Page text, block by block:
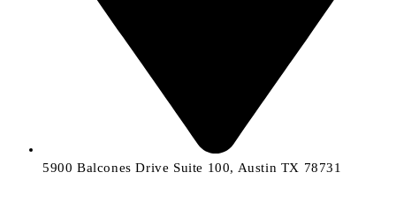
5900 Balcones Drive Suite 100, Austin TX 78731